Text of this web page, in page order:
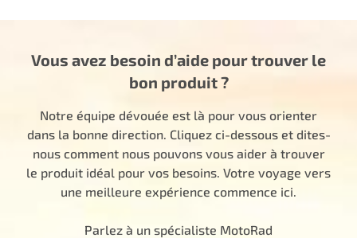
Vous avez besoin d’aide pour trouver le
bon produit ?
Notre équipe dévouée est là pour vous orienter
dans la bonne direction. Cliquez ci-dessous et dites-
nous comment nous pouvons vous aider à trouver
le produit idéal pour vos besoins. Votre voyage vers
une meilleure expérience commence ici.
Parlez à un spécialiste MotoRad